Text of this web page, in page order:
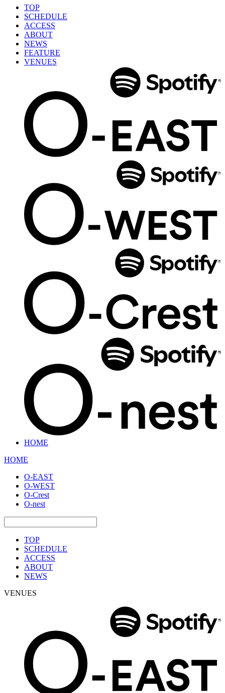
TOP
SCHEDULE
ACCESS
ABOUT
NEWS
FEATURE
VENUES
HOME
HOME
O-EAST
O-WEST
O-Crest
O-nest
TOP
SCHEDULE
ACCESS
ABOUT
NEWS
VENUES